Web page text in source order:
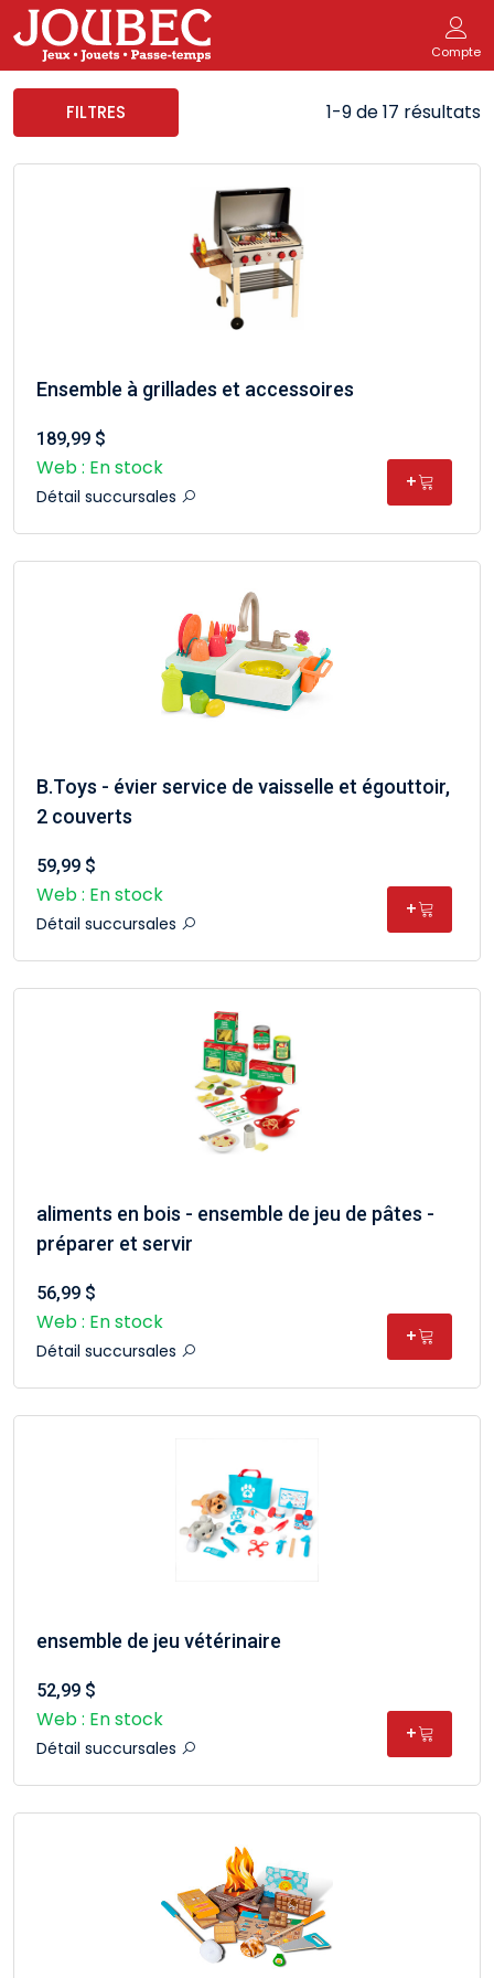
Compte
FILTRES 1-9 de 17 résultats
Ensemble à grillades et accessoires
189,99 $
Web : En stock
Détail succursales
+
B.Toys - évier service de vaisselle et égouttoir,
2 couverts
59,99 $
Web : En stock
Détail succursales
+
aliments en bois - ensemble de jeu de pâtes -
préparer et servir
56,99 $
Web : En stock
Détail succursales
+
ensemble de jeu vétérinaire
52,99 $
Web : En stock
Détail succursales
+